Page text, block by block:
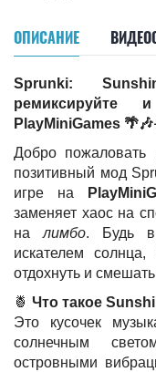
ОПИСАНИЕ
Sprunki:
PlayMiniGames
Добро пожаловать
позитивный мод
игре на
заменяет хаос на
на лимбо. Будь
искателем
отдохнуть и
🍍 Что такое
Это кусочек
солнечным
островными